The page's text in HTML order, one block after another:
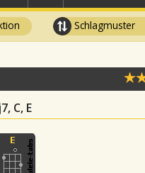
Schlagmuster
C, E